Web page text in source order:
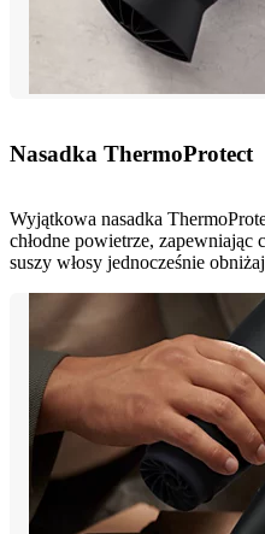
Nasadka ThermoProtect
Wyjątkowa nasadka
chłodne powietrze, zapewniając
suszy włosy jednocześnie